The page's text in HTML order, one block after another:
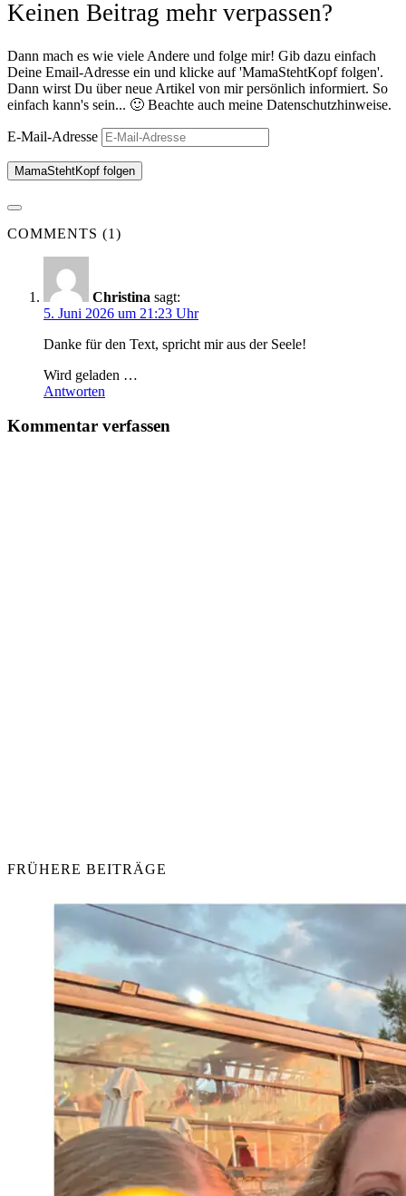
Keinen Beitrag mehr verpassen?
Dann mach es wie viele Andere und folge mir! Gib dazu einfach
Deine Email-Adresse ein und klicke auf 'MamaStehtKopf folgen'.
Dann wirst Du über neue Artikel von mir persönlich informiert. So
einfach kann's sein... 🙂 Beachte auch meine Datenschutzhinweise.
E-Mail-Adresse
MamaStehtKopf folgen
COMMENTS (1)
Christina sagt:
5. Juni 2026 um 21:23 Uhr
Danke für den Text, spricht mir aus der Seele!
Wird geladen …
Antworten
Kommentar verfassen
FRÜHERE BEITRÄGE